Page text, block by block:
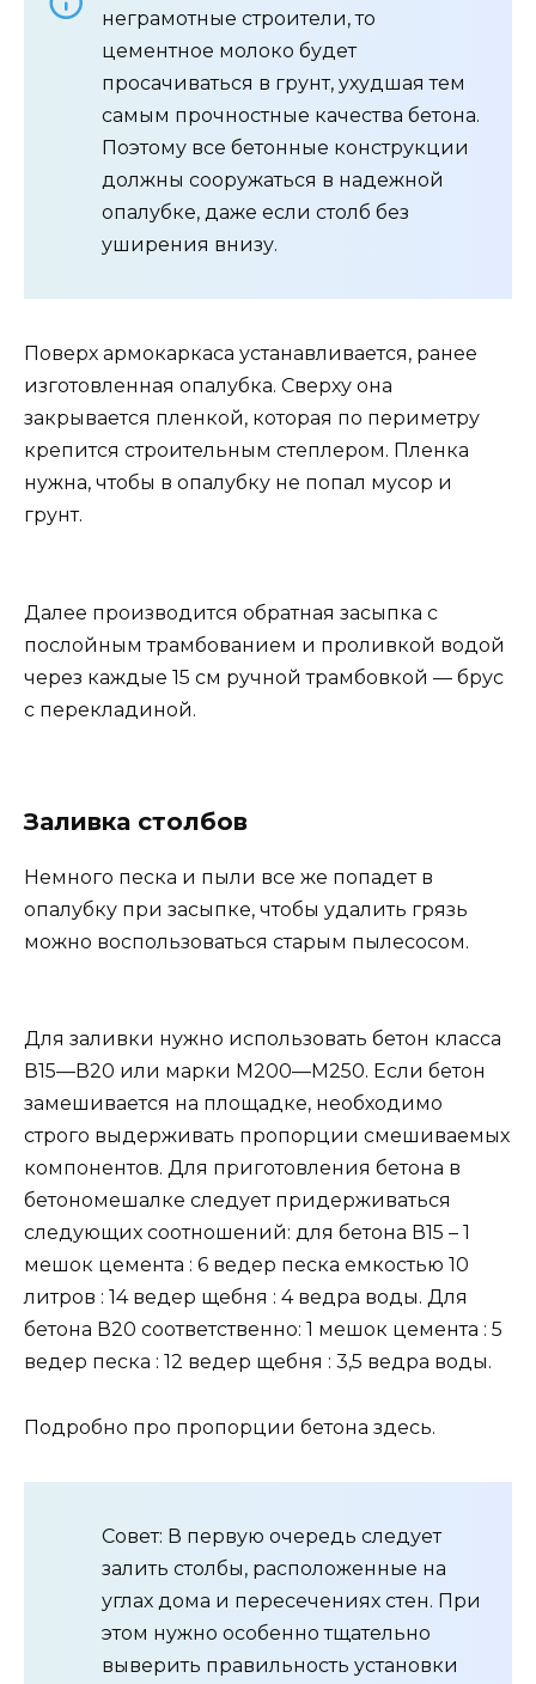
неграмотные строители, то
цементное молоко будет
просачиваться в грунт, ухудшая тем
самым прочностные качества бетона.
Поэтому все бетонные конструкции
должны сооружаться в надежной
опалубке, даже если столб без
уширения внизу.
Поверх армокаркаса устанавливается, ранее
изготовленная опалубка. Сверху она
закрывается пленкой, которая по периметру
крепится строительным степлером. Пленка
нужна, чтобы в опалубку не попал мусор и
грунт.
Далее производится обратная засыпка с
послойным трамбованием и проливкой водой
через каждые 15 см ручной трамбовкой — брус
с перекладиной.
Заливка столбов
Немного песка и пыли все же попадет в
опалубку при засыпке, чтобы удалить грязь
можно воспользоваться старым пылесосом.
Для заливки нужно использовать бетон класса
В15—В20 или марки М200—М250. Если бетон
замешивается на площадке, необходимо
строго выдерживать пропорции смешиваемых
компонентов. Для приготовления бетона в
бетономешалке следует придерживаться
следующих соотношений: для бетона В15 – 1
мешок цемента : 6 ведер песка емкостью 10
литров : 14 ведер щебня : 4 ведра воды. Для
бетона В20 соответственно: 1 мешок цемента : 5
ведер песка : 12 ведер щебня : 3,5 ведра воды.
Подробно про пропорции бетона здесь.
Совет: В первую очередь следует
залить столбы, расположенные на
углах дома и пересечениях стен. При
этом нужно особенно тщательно
выверить правильность установки